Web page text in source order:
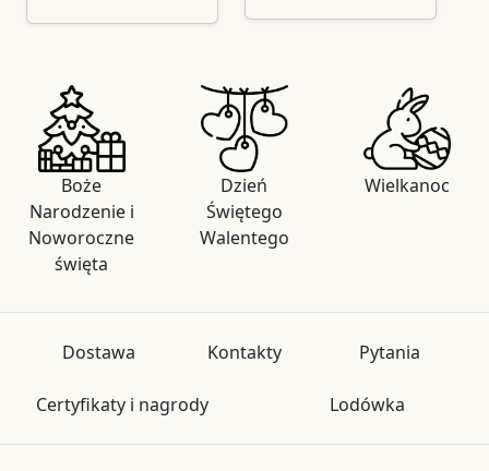
Boże
Narodzenie i
Noworoczne
święta
Dzień
Świętego
Walentego
Wielkanoc
Dostawa Kontakty Pytania
Certyfikaty i nagrody Lodówka